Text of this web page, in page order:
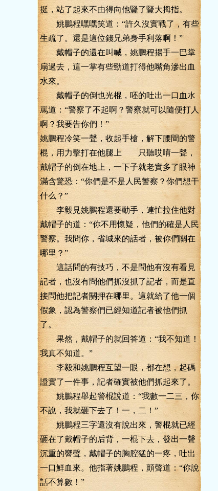
挺，站了起來不由得向他豎了豎大拇指。
姚鵬程嘿嘿笑道：“許久沒實戰了，有些
生疏了。還是這位錢兄弟身手利落啊！”
戴帽子的還在叫喊，姚鵬程揚手一巴掌
扇過去，這一掌有些勁道打得他嘴角滲出血
水來。
戴帽子的倒也光棍，呸的吐出一口血水
罵道：“警察了不起啊？警察就可以隨便打人
啊？我要告你們！”
姚鵬程冷笑一聲，收起手槍，解下腰間的警
棍，用力擊打在他腿上 只聽哎唷一聲，
戴帽子的倒在地上，一下子就老實多了眼神
滿含驚恐：“你們是不是人民警察？你們想干
什么？”
李毅見姚鵬程還要動手，連忙拉住他對
戴帽子的道：“你不用懷疑，他們的確是人民
警察。我問你，省城來的話者，被你們關在
哪里？”
這話問的有技巧，不是問他有沒有看見
記者，也沒有問他們抓沒抓了記者，而是直
接問他把記者關押在哪里。這就給了他一個
假象，認為警察們已經知道記者被他們抓
了。
果然，戴帽子的就回答道：“我不知道！
我真不知道。”
李毅和姚鵬程互望一眼，都在想，起碼
證實了一件事，記者確實被他們抓起來了。
姚鵬程舉起警棍說道：“我數一二三，你
不說，我就砸下去了！一，二！”
姚鵬程三字還沒有說出來，警棍就已經
砸在了戴帽子的后背，一棍下去，發出一聲
沉重的響聲，戴帽子的胸腔猛的一疼，吐出
一口鮮血來。他指著姚鵬程，顫聲道：“你說
話不算數！”